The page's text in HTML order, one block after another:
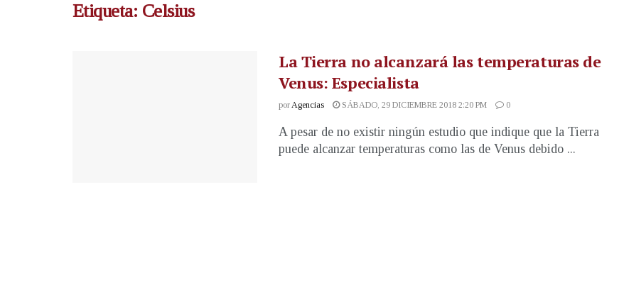
Etiqueta: Celsius
La Tierra no alcanzará las temperaturas de
Venus: Especialista
porAgencias SÁBADO, 29 DICIEMBRE 2018 2:20 PM 0
A pesar de no existir ningún estudio que indique que la Tierra
puede alcanzar temperaturas como las de Venus debido ...